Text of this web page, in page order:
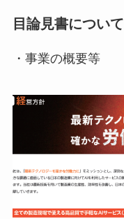
目論見書について
・事業の概要等